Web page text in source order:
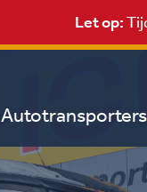
Let op:
Autotransporters